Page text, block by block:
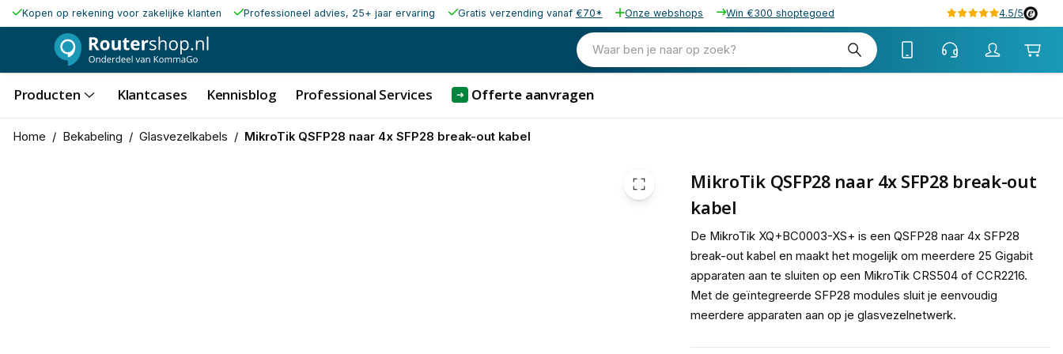
Kopen op rekening voor zakelijke klanten Professioneel advies, 25+ jaar ervaring Gratis verzending vanaf €70* Onze webshops Win €300 shoptegoed 4.5/5
Waar ben je naar op zoek?
Producten Klantcases Kennisblog Professional Services ➜ Offerte aanvragen
Home / Bekabeling / Glasvezelkabels / MikroTik QSFP28 naar 4x SFP28 break-out kabel
MikroTik QSFP28 naar 4x SFP28 break-out
kabel
De MikroTik XQ+BC0003-XS+ is een QSFP28 naar 4x SFP28
break-out kabel en maakt het mogelijk om meerdere 25 Gigabit
apparaten aan te sluiten op een MikroTik CRS504 of CCR2216.
Met de geïntegreerde SFP28 modules sluit je eenvoudig
meerdere apparaten aan op je glasvezelnetwerk.
74,83 excl. btw
90,54 incl. btw